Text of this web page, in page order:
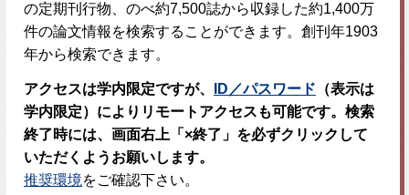
の定期刊行物、のべ約7,500誌から収録した約1,400万
件の論文情報を検索することができます。創刊年1903
年から検索できます。
アクセスは学内限定ですが、 ID／パスワード （表示は
学内限定）によりリモートアクセスも可能です。 検索
終了時には、画面右上「×終了」を必ずクリックして
いただくようお願いします。
推奨環境をご確認下さい。